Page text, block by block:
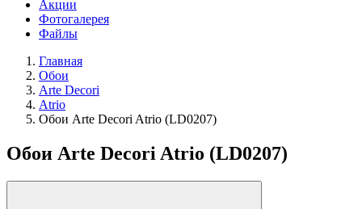
Акции
Фотогалерея
Файлы
Главная
Обои
Arte Decori
Atrio
Обои Arte Decori Atrio (LD0207)
Обои Arte Decori Atrio (LD0207)